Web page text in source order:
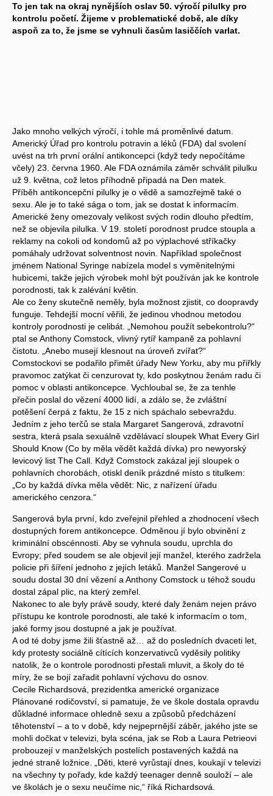
To jen tak na okraj nynějších oslav 50. výročí pilulky pro
kontrolu početí. Žijeme v problematické době, ale díky
aspoň za to, že jsme se vyhnuli časům lasiččích varlat.
Jako mnoho velkých výročí, i tohle má proměnlivé datum.
Americký Úřad pro kontrolu potravin a léků (FDA) dal svolení
uvést na trh první orální antikoncepci (když tedy nepočítáme
včely) 23. června 1960. Ale FDA oznámila záměr schválit pilulku
už 9. května, což letos příhodně připadá na Den matek.
Příběh antikoncepční pilulky je o vědě a samozřejmě také o
sexu. Ale je to také sága o tom, jak se dostat k informacím.
Americké ženy omezovaly velikost svých rodin dlouho předtím,
než se objevila pilulka. V 19. století porodnost prudce stoupla a
reklamy na cokoli od kondomů až po výplachové stříkačky
pomáhaly udržovat solventnost novin. Například společnost
jménem National Syringe nabízela model s vyměnitelnými
hubicemi, takže jejich výrobek mohl být používán jak ke kontrole
porodnosti, tak k zalévání květin.
Ale co ženy skutečně neměly, byla možnost zjistit, co doopravdy
funguje. Tehdejší mocní věřili, že jedinou vhodnou metodou
kontroly porodnosti je celibát. „Nemohou použít sebekontrolu?“
ptal se Anthony Comstock, vlivný rytíř kampaně za pohlavní
čistotu. „Anebo musejí klesnout na úroveň zvířat?“
Comstockovi se podařilo přimět úřady New Yorku, aby mu přiřkly
pravomoc zatýkat či cenzurovat ty, kdo poskytnou ženám radu či
pomoc v oblasti antikoncepce. Vychloubal se, že za tenhle
přečin poslal do vězení 4000 lidí, a zdálo se, že zvláštní
potěšení čerpá z faktu, že 15 z nich spáchalo sebevraždu.
Jedním z jeho terčů se stala Margaret Sangerová, zdravotní
sestra, která psala sexuálně vzdělávací sloupek What Every Girl
Should Know (Co by měla vědět každá dívka) pro newyorský
levicový list The Call. Když Comstock zakázal její sloupek o
pohlavních chorobách, otiskl deník prázdné místo s titulkem:
„Co by každá dívka měla vědět: Nic, z nařízení úřadu
amerického cenzora.“
Sangerová byla první, kdo zveřejnil přehled a zhodnocení všech
dostupných forem antikoncepce. Odměnou jí bylo obvinění z
kriminální obscénnosti. Aby se vyhnula soudu, uprchla do
Evropy; před soudem se ale objevil její manžel, kterého zadržela
policie při šíření jednoho z jejích letáků. Manžel Sangerové u
soudu dostal 30 dní vězení a Anthony Comstock u téhož soudu
dostal zápal plic, na který zemřel.
Nakonec to ale byly právě soudy, které daly ženám nejen právo
přístupu ke kontrole porodnosti, ale také k informacím o tom,
jaké formy jsou dostupné a jak je používat.
A od té doby jsme žili šťastně až… až do posledních dvaceti let,
kdy protesty sociálně cítících konzervativců vyděsily politiky
natolik, že o kontrole porodnosti přestali mluvit, a školy do té
míry, že se bojí zařadit pohlavní výchovu do osnov.
Cecile Richardsová, prezidentka americké organizace
Plánované rodičovství, si pamatuje, že ve škole dostala opravdu
důkladné informace ohledně sexu a způsobů předcházení
těhotenství – a to v době, kdy nejpeprnější záběr, jakého jste se
mohli dočkat v televizi, byla scéna, jak se Rob a Laura Petrieovi
probouzejí v manželských postelích postavených každá na
jedné straně ložnice. „Děti, které vyrůstají dnes, koukají v televizi
na všechny ty pořady, kde každý teenager denně souloží – ale
ve školách je o sexu neučíme nic,“ říká Richardsová.